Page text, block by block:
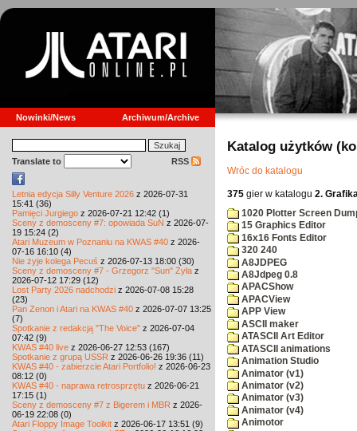
Nowinki/News Archiwum/Archive
Translate to RSS
Letnia edycja Silly Venture 2026 z 2026-07-31
15:41 (36)
Pamięci Jurgiego z 2026-07-21 12:42 (1)
Sceny z demosceny #7: opowiada SuN z 2026-07-
19 15:24 (2)
Atari Muzeum w Poznaniu na KWAS #40 z 2026-
07-16 16:10 (4)
Nie żyje kolega Pecuś z 2026-07-13 18:00 (30)
Sceny z demosceny #7 - Grzegorz "Sun" Żyła z
2026-07-12 17:29 (12)
Lost Party 2026 nadchodzi z 2026-07-08 15:28
(23)
Pan Zenon i Atari na KWAS #40 z 2026-07-07 13:25
(7)
Spotkanie z redakcją "The Voice" z 2026-07-04
07:42 (9)
KWAS #40 live z 2026-06-27 12:53 (167)
Spotkanie z grupą USSR z 2026-06-26 19:36 (11)
KWAS #40 - zabierzcie Atari Portfolio! z 2026-06-23
08:12 (0)
KWAS #40 - naprawa retrosprzętu z 2026-06-21
17:15 (1)
Sceny z demosceny #7 z Bigerem i MBR z 2026-
06-19 22:08 (0)
Atari Floppy Image Toolkit z 2026-06-17 13:51 (9)
Katalog użytków
Wróc do katalogu
375 gier w katalogu 2.
1020 Plotter Screen
15 Graphics Editor
16x16 Fonts Editor
320 240
A8JDPEG
A8Jdpeg 0.8
APACShow
APACView
APP View
ASCII maker
ATASCII Art Editor
ATASCII animations
Animation Studio
Animator (v1)
Animator (v2)
Animator (v3)
Animator (v4)
Animotor